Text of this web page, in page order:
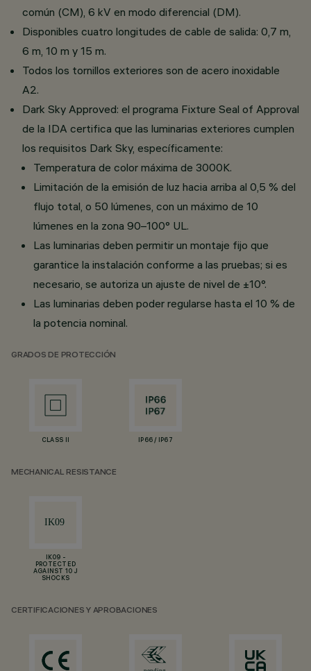
común (CM), 6 kV en modo diferencial (DM).
Disponibles cuatro longitudes de cable de salida: 0,7 m,
6 m, 10 m y 15 m.
Todos los tornillos exteriores son de acero inoxidable
A2.
Dark Sky Approved: el programa Fixture Seal of Approval
de la IDA certifica que las luminarias exteriores cumplen
los requisitos Dark Sky, específicamente:
Temperatura de color máxima de 3000K.
Limitación de la emisión de luz hacia arriba al 0,5 % del
flujo total, o 50 lúmenes, con un máximo de 10
lúmenes en la zona 90–100° UL.
Las luminarias deben permitir un montaje fijo que
garantice la instalación conforme a las pruebas; si es
necesario, se autoriza un ajuste de nivel de ±10°.
Las luminarias deben poder regularse hasta el 10 % de
la potencia nominal.
GRADOS DE PROTECCIÓN
CLASS II IP66 / IP67
MECHANICAL RESISTANCE
IK09 -
PROTECTED
AGAINST 10 J
SHOCKS
CERTIFICACIONES Y APROBACIONES